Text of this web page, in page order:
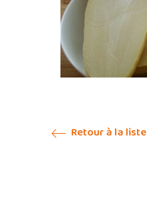
Retour à la liste